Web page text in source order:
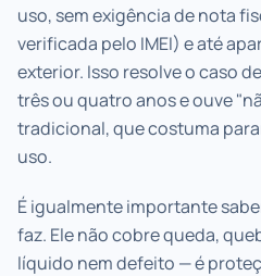
uso, sem exigência de nota
verificada pelo IMEI) e até
exterior. Isso resolve o caso
três ou quatro anos e ouve
tradicional, que costuma
uso.
É igualmente importante
faz. Ele não cobre queda,
líquido nem defeito — é